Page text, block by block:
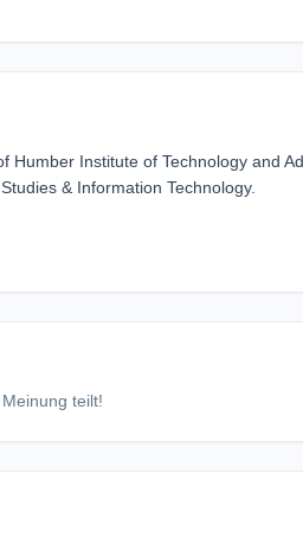
Institute of Technology and
& Information Technology.
teilt!